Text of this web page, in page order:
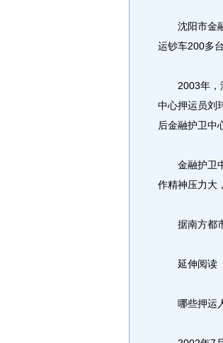
沈阳市金融
运钞车200多
2003年，沈
中心押运员刘
后金融护卫中
金融护卫中
作精神压力大
据南方都
延伸阅读
哪些押运人